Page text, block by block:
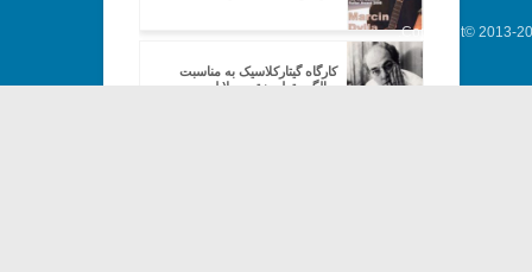
کارگاه گیتارکلاسیک به مناسبت
سالگرد تولد هیتور ویلا لوبوس
Copyright© 2013-